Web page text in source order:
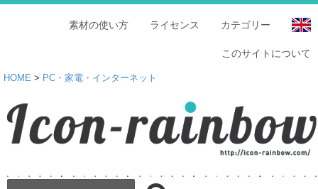
カテゴリー
ライセンス
素材の使い方
このサイトについて
HOME > PC・家電・インターネット